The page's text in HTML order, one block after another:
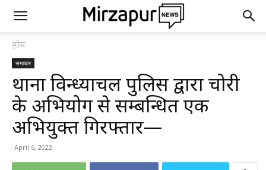
होम
समाचार
थाना विन्ध्याचल पुलिस द्वारा चोरी
के अभियोग से सम्बन्धित एक
अभियुक्त गिरफ्तार—
April 6, 2022